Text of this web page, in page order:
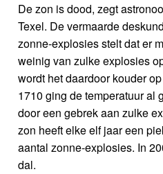
De zon is dood, zegt
Texel. De vermaarde
zonne-explosies stelt dat er
weinig van zulke explosies
wordt het daardoor kouder
1710 ging de temperatuur al
door een gebrek aan zulke
zon heeft elke elf jaar een
aantal zonne-explosies. In
dal.